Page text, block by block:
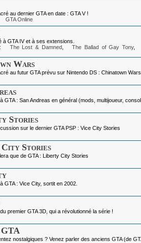
au dernier GTA en date : GTA V !
GTA Online
à GTA IV et à ses extensions.
The Lost & Damned, The Ballad of Gay Tony,
Wars
au futur GTA prévu sur Nintendo DS : Chinatown Wars
GTA : San Andreas en général (mods, multijoueur,
Stories
sur le dernier GTA PSP : Vice City Stories
Stories
que de GTA : Liberty City Stories
GTA : Vice City, sortit en 2002.
premier GTA 3D, qui a révolutionné la série !
nostalgiques ? Venez parler des anciens GTA (de